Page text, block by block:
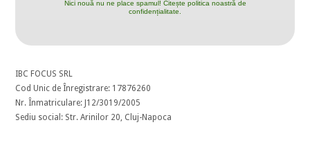
Nici nouă nu ne place spamul! Citește politica noastră de
confidențialitate.
IBC FOCUS SRL
Cod Unic de Înregistrare: 17876260
Nr. Înmatriculare: J12/3019/2005
Sediu social: Str. Arinilor 20, Cluj-Napoca